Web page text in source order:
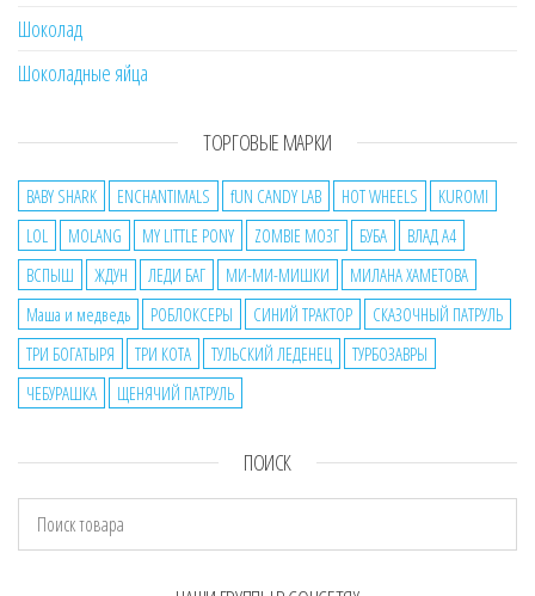
Шоколад
Шоколадные яйца
ТОРГОВЫЕ МАРКИ
BABY SHARK ENCHANTIMALS fUN CANDY LAB HOT WHEELS
KUROMI
LOL
MOLANG MY LITTLE PONY ZOMBIE МОЗГ БУБА
ВЛАД А4
ВСПЫШ
ЖДУН ЛЕДИ БАГ МИ-МИ-МИШКИ
МИЛАНА ХАМЕТОВА
Маша и медведь
РОБЛОКСЕРЫ СИНИЙ ТРАКТОР
СКАЗОЧНЫЙ ПАТРУЛЬ
ТРИ БОГАТЫРЯ
ТРИ КОТА ТУЛЬСКИЙ ЛЕДЕНЕЦ
ТУРБОЗАВРЫ
ЧЕБУРАШКА
ЩЕНЯЧИЙ ПАТРУЛЬ
ПОИСК